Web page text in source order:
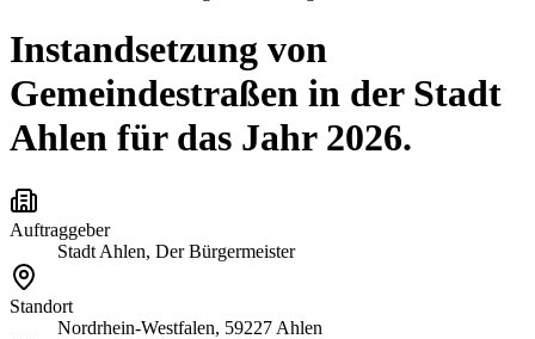
Instandsetzung von
Gemeindestraßen in der Stadt
Ahlen für das Jahr 2026.
Auftraggeber
Stadt Ahlen, Der Bürgermeister
Standort
Nordrhein-Westfalen, 59227 Ahlen